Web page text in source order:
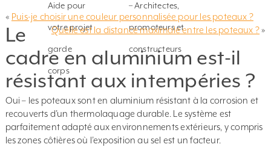
Aide pour
votre projet
garde
corps
– Architectes,
promoteurs et
constructeurs
« Puis-je choisir une couleur personnalisée pour les poteaux ?
Quelle est la distance maximale entre les poteaux ?»
Le
cadre en aluminium est-il
résistant aux intempéries ?
Oui – les poteaux sont en aluminium résistant à la corrosion et
recouverts d’un thermolaquage durable. Le système est
parfaitement adapté aux environnements extérieurs, y compris
les zones côtières où l’exposition au sel est un facteur.